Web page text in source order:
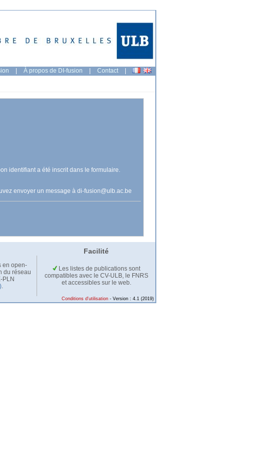
| À propos de DI-fusion | Contact |
identifiant a été inscrit dans le formulaire.
envoyer un message à di-fusion@ulb.ac.be
Facilité
en open-
du réseau
PLN
.
Les listes de publications sont
compatibles avec le CV-ULB, le FNRS
et accessibles sur le web.
Conditions d'utilisation - Version : 4.1 (2019)